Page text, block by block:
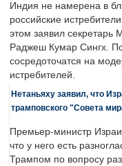
Индия не намерена в
российские
этом заявил секретарь
Раджеш Кумар Сингх.
сосредоточатся на
истребителей.
Нетаньяху заявил, что
трамповского "Совета
Премьер-министр
что у него есть
Трампом по вопросу